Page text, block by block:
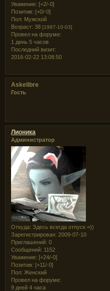
Уважение: [+2/-0]
Позитив: [+0/-0]
Пол: Мужской
Возраст: 38 [1987-10-03]
Провел на форуме:
1 день 5 часов
Последний визит:
2016-02-22 13:08:50
Askelibre
Гость
Лионика
Администратор
Откуда: Здесь всегда отпуск =))
Зарегистрирован: 2009-07-10
Приглашений: 0
Сообщений: 1152
Уважение: [+24/-0]
Позитив: [+11/-0]
Пол: Женский
Провел на форуме:
9 дней 4 часа